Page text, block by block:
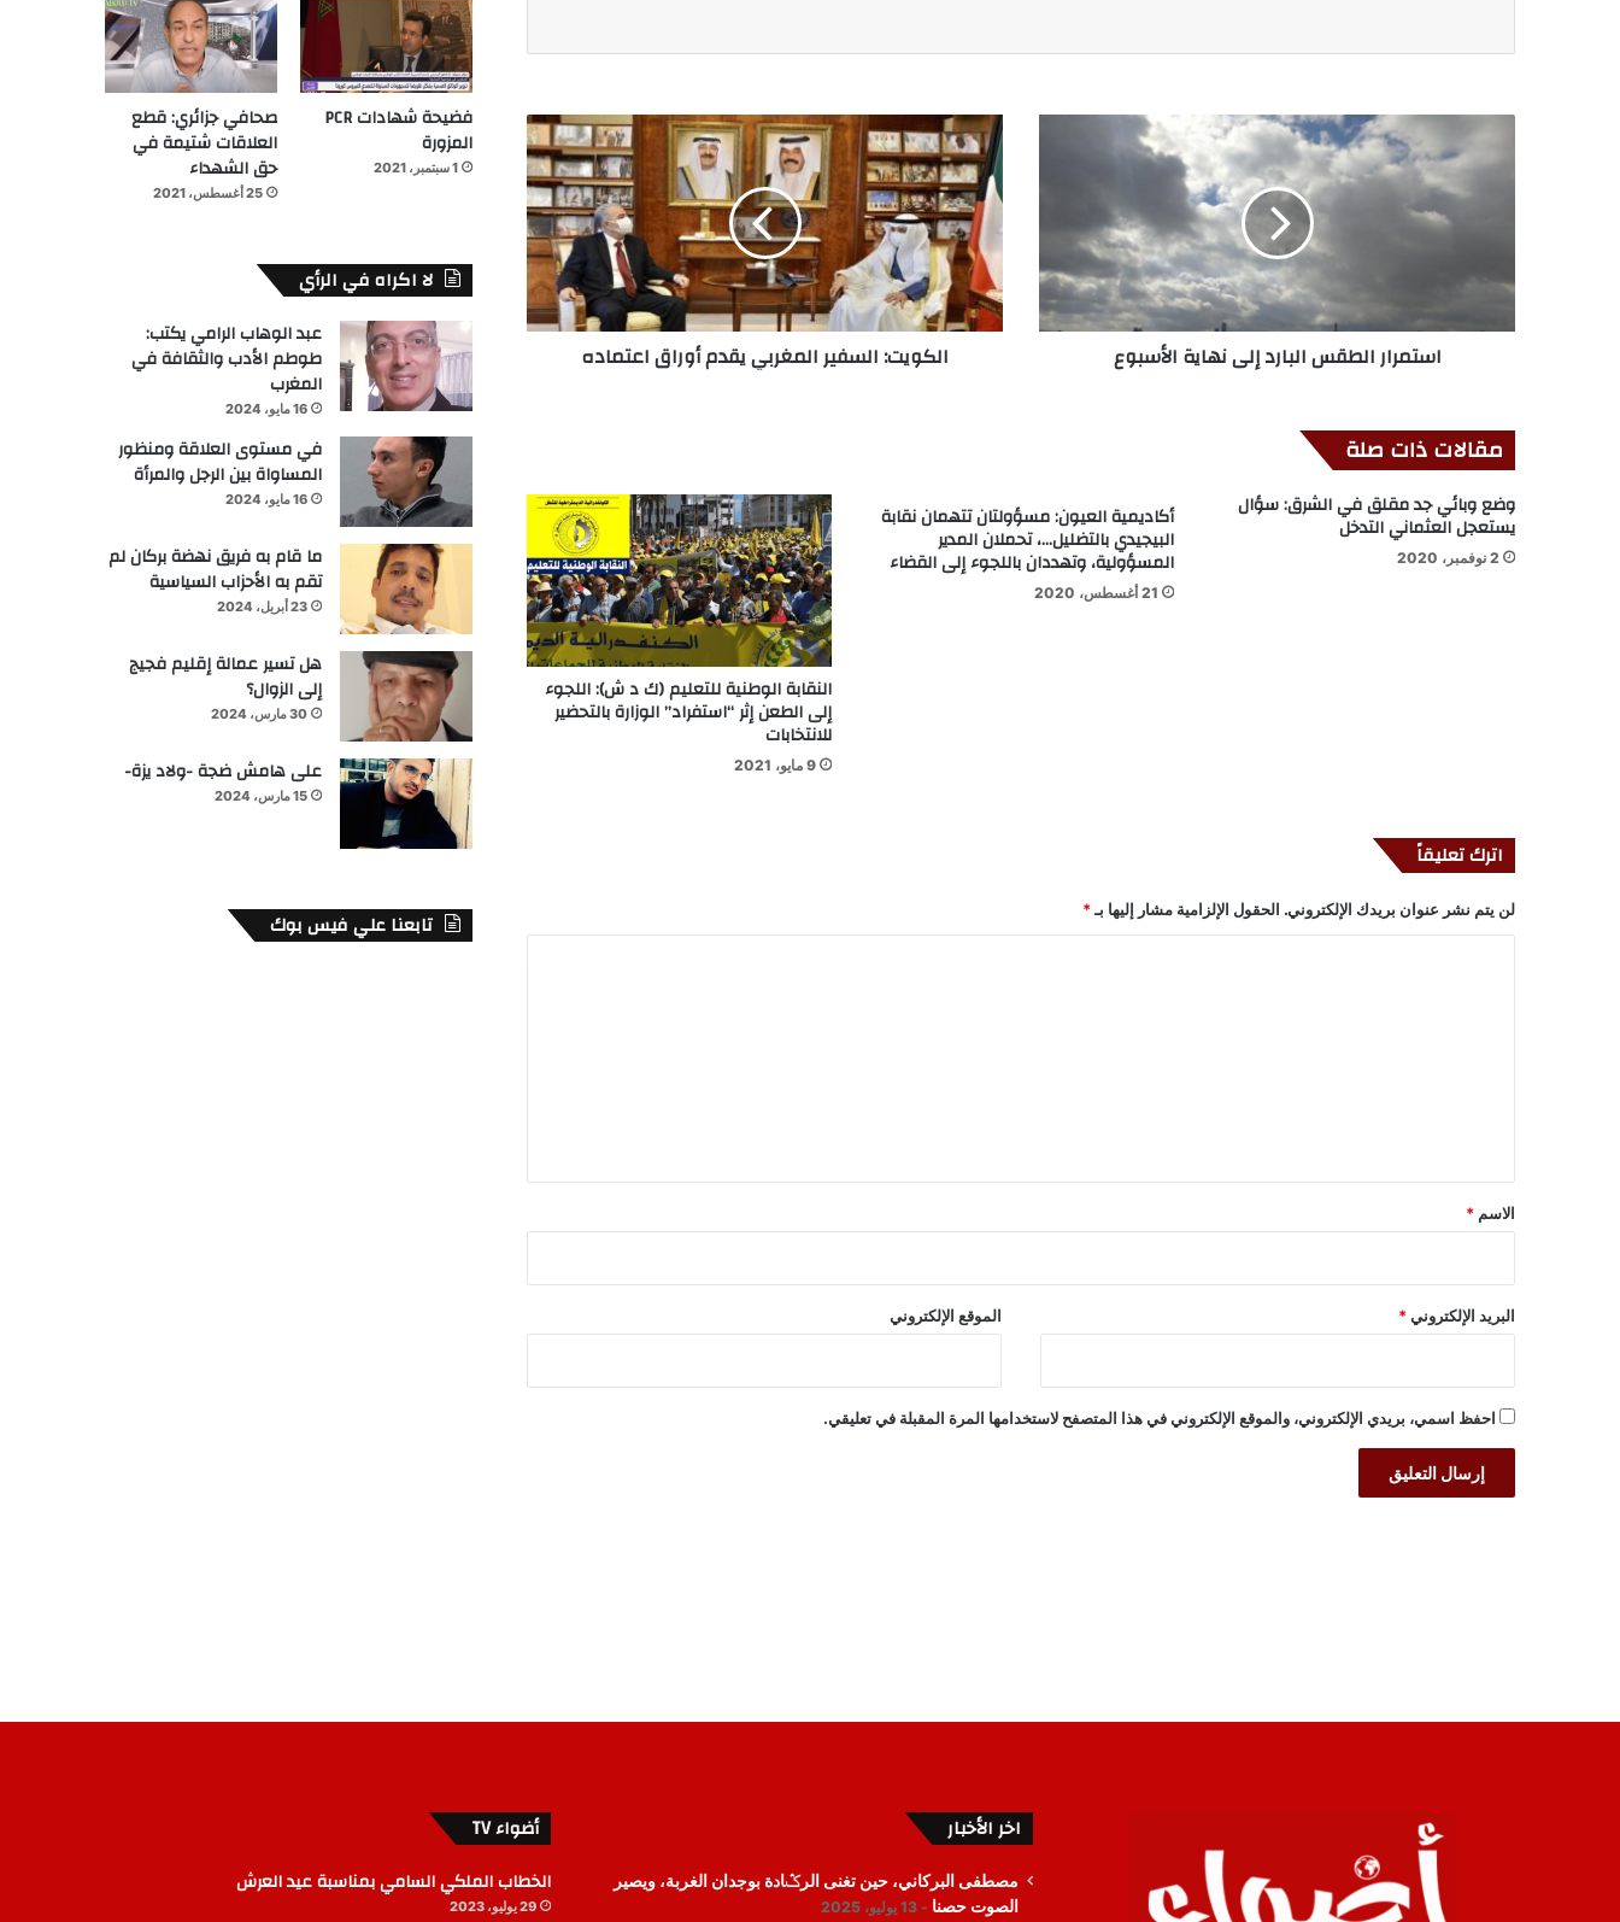
استمرار الطقس البارد إلى نهاية الأسبوع الكويت: السفير المغربي يقدم أوراق اعتماده
مقالات ذات صلة
وضع وبائي جد مقلق في الشرق: سؤال
يستعجل العثماني التدخل
2 نوفمبر، 2020
أكاديمية العيون: مسؤولتان تتهمان نقابة
البيجيدي بالتضليل…، تحملان المدير
المسؤولية، وتهددان باللجوء إلى القضاء
21 أغسطس، 2020
النقابة الوطنية للتعليم (ك د ش): اللجوء
إلى الطعن إثر “استفراد” الوزارة بالتحضير
للانتخابات
9 مايو، 2021
اترك تعليقاً
لن يتم نشر عنوان بريدك الإلكتروني. الحقول الإلزامية مشار إليها بـ *
*
الاسم *
البريد الإلكتروني * الموقع الإلكتروني
احفظ اسمي، بريدي الإلكتروني، والموقع الإلكتروني في هذا المتصفح لاستخدامها المرة المقبلة في تعليقي.
فضيحة شهادات PCR
المزورة
1 سبتمبر، 2021
صحافي جزائري: قطع
العلاقات شتيمة في
حق الشهداء
25 أغسطس، 2021
لا اكراه في الرأي
عبد الوهاب الرامي يكتب:
طوطم الأدب والثقافة في
المغرب
16 مايو، 2024
في مستوى العلاقة ومنظور
المساواة بين الرجل والمرأة
16 مايو، 2024
ما قام به فريق نهضة بركان لم
تقم به الأحزاب السياسية
23 أبريل، 2024
هل تسير عمالة إقليم فجيج
إلى الزوال؟
30 مارس، 2024
على هامش ضجة -ولاد يزة-
15 مارس، 2024
تابعنا علي فيس بوك
اخر الأخبار
مصطفى البركاني، حين تغنى الرݣادة بوجدان الغربة، ويصير
الصوت حصنا
13 يوليو، 2025
أضواء TV
الخطاب الملكي السامي بمناسبة عيد العرش
29 يوليو، 2023